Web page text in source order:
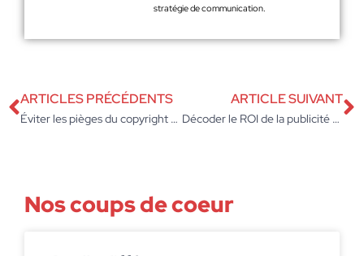
stratégie de communication.
ARTICLES PRÉCÉDENTS
Éviter les pièges du copyright pour votre site web d’entreprise
ARTICLE SUIVANT
Décoder le ROI de la publicité en ligne pour les entreprises modernes
Nos coups de coeur